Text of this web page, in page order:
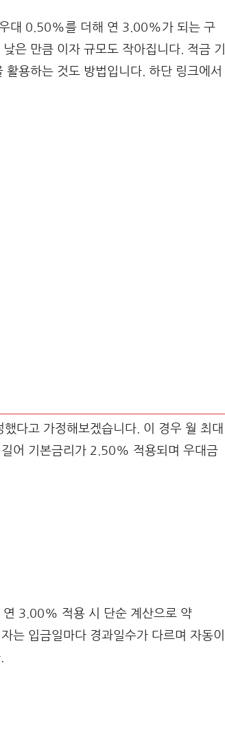
대 0.50%를 더해 연 3.00%가 되는 구
은 만큼 이자 규모도 작아집니다. 적금 기
활용하는 것도 방법입니다. 하단 링크에서
다고 가정해보겠습니다. 이 경우 월 최대
어 기본금리가 2.50% 적용되며 우대금
3.00% 적용 시 단순 계산으로 약
입금일마다 경과일수가 다르며 자동이